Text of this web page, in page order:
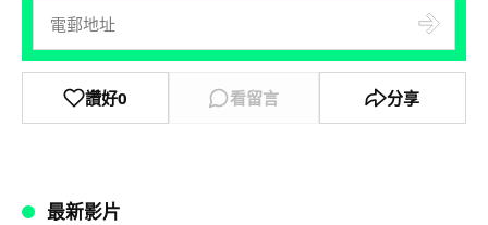
讚好0 看留言 分享
最新影片